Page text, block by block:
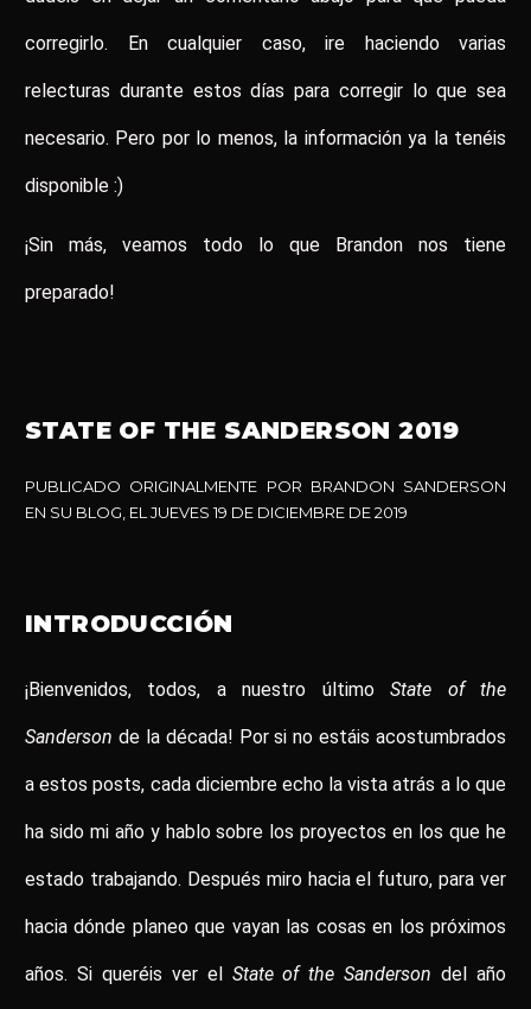
corregirlo. En cualquier caso, ire haciendo varias
relecturas durante estos días para corregir lo que sea
necesario. Pero por lo menos, la información ya la tenéis
disponible :)
¡Sin más, veamos todo lo que Brandon nos tiene
preparado!
STATE OF THE SANDERSON 2019
PUBLICADO ORIGINALMENTE POR BRANDON SANDERSON
EN SU BLOG , EL JUEVES 19 DE DICIEMBRE DE 2019
INTRODUCCIÓN
¡Bienvenidos, todos, a nuestro últimoState of the
Sanderson de la década! Por si no estáis acostumbrados
a estos posts, cada diciembre echo la vista atrás a lo que
ha sido mi año y hablo sobre los proyectos en los que he
estado trabajando. Después miro hacia el futuro, para ver
hacia dónde planeo que vayan las cosas en los próximos
años. Si queréis ver el State of the Sanderson del año